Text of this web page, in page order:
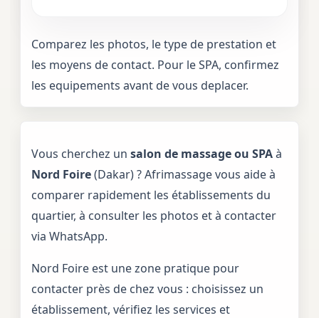
Comparez les photos, le type de prestation et
les moyens de contact. Pour le SPA, confirmez
les equipements avant de vous deplacer.
Vous cherchez unsalon de massage ou SPAà
Nord Foire(Dakar) ? Afrimassage vous aide à
comparer rapidement les établissements du
quartier, à consulter les photos et à contacter
via WhatsApp.
Nord Foire est une zone pratique pour
contacter près de chez vous : choisissez un
établissement, vérifiez les services et